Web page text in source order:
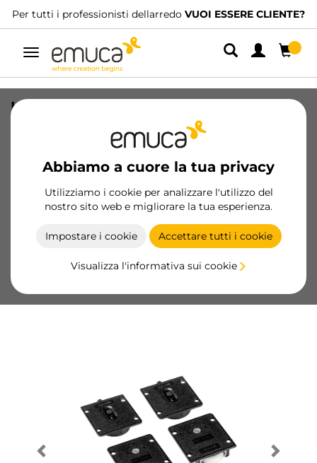
Per tutti i professionisti dellarredo VUOI ESSERE CLIENTE?
Navigazione
Abbiamo a cuore la tua privacy
Utilizziamo i cookie per analizzare l'utilizzo del
nostro sito web e migliorare la tua esperienza.
Impostare i cookie Accettare tutti i cookie
Visualizza l'informativa sui cookie
Kit di ferramenta per ante scorrevoli
sistema Glider, 20 kg, Tecnoplastica,
4953017/EAN 8432393110486
Prodotti essenziali
Diventa cliente